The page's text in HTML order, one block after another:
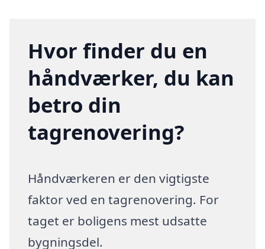
Hvor finder du en
håndværker, du kan
betro din
tagrenovering?
Håndværkeren er den vigtigste
faktor ved en tagrenovering. For
taget er boligens mest udsatte
bygningsdel.